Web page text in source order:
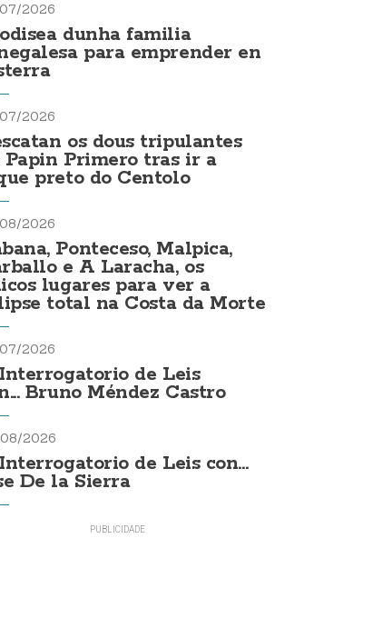
2026
dunha familia
para emprender en
2026
os dous tripulantes
Papin Primero tras ir a
preto do Centolo
2026
Ponteceso, Malpica,
e A Laracha, os
lugares para ver a
total na Costa da Morte
2026
de Leis
Bruno Méndez Castro
2026
de Leis con...
De la Sierra